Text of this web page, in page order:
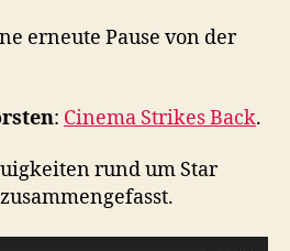
erneute Pause von der
: Cinema Strikes Back.
rund um Star